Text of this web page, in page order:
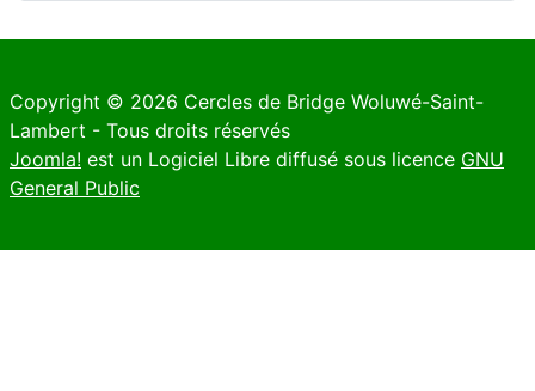
Copyright © 2026 Cercles de Bridge Woluwé-Saint-
Lambert - Tous droits réservés
Joomla! est un Logiciel Libre diffusé sous licence GNU
General Public